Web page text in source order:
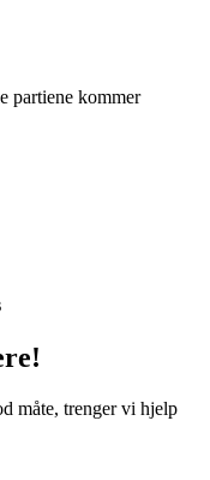
partiene kommer
måte, trenger vi hjelp